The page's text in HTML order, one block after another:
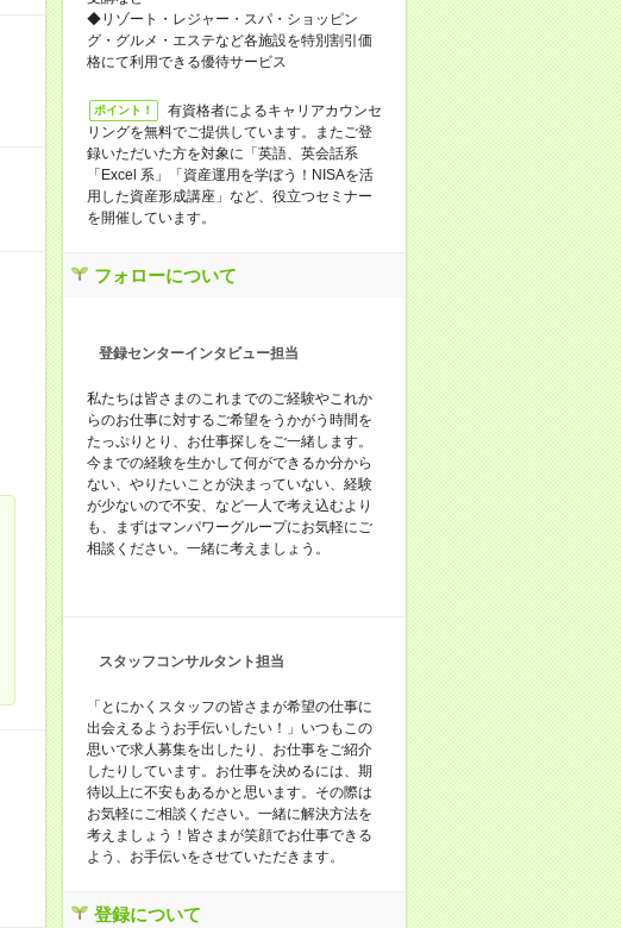
◆リゾート・レジャー・スパ・ショッピン
グ・グルメ・エステなど各施設を特別割引価
格にて利用できる優待サービス
ポイント！
有資格者によるキャリアカウンセ
リングを無料でご提供しています。またご登
録いただいた方を対象に「英語、英会話系
「Excel 系」「資産運用を学ぼう！NISAを活
用した資産形成講座」など、役立つセミナー
を開催しています。
フォローについて
登録センターインタビュー担当
私たちは皆さまのこれまでのご経験やこれか
らのお仕事に対するご希望をうかがう時間を
たっぷりとり、お仕事探しをご一緒します。
今までの経験を生かして何ができるか分から
ない、やりたいことが決まっていない、経験
が少ないので不安、など一人で考え込むより
も、まずはマンパワーグループにお気軽にご
相談ください。一緒に考えましょう。
スタッフコンサルタント担当
「とにかくスタッフの皆さまが希望の仕事に
出会えるようお手伝いしたい！」いつもこの
思いで求人募集を出したり、お仕事をご紹介
したりしています。お仕事を決めるには、期
待以上に不安もあるかと思います。その際は
お気軽にご相談ください。一緒に解決方法を
考えましょう！皆さまが笑顔でお仕事できる
よう、お手伝いをさせていただきます。
登録について